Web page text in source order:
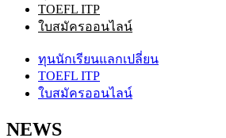
TOEFL ITP
ใบสมัครออนไลน์
ทุนนักเรียนแลกเปลี่ยน
TOEFL ITP
ใบสมัครออนไลน์
NEWS